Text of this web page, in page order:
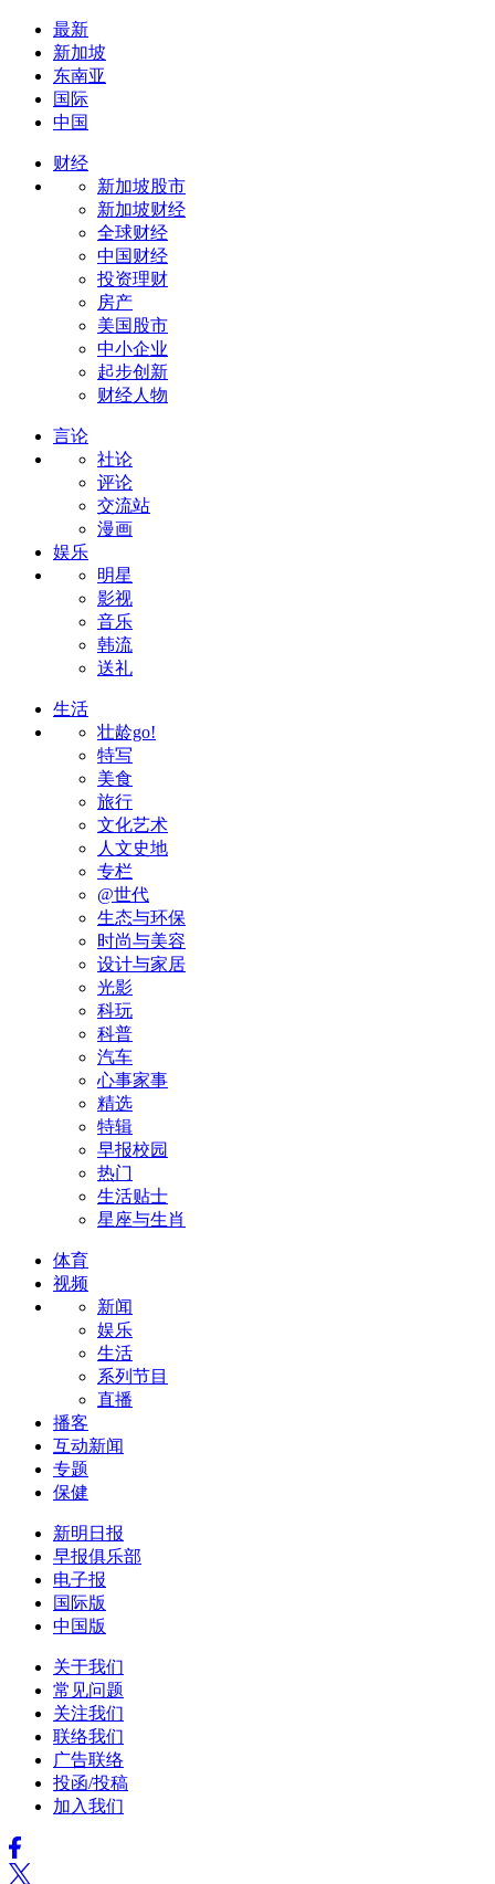
最新
新加坡
东南亚
国际
中国
财经
新加坡股市
新加坡财经
全球财经
中国财经
投资理财
房产
美国股市
中小企业
起步创新
财经人物
言论
社论
评论
交流站
漫画
娱乐
明星
影视
音乐
韩流
送礼
生活
壮龄go!
特写
美食
旅行
文化艺术
人文史地
专栏
@世代
生态与环保
时尚与美容
设计与家居
光影
科玩
科普
汽车
心事家事
精选
特辑
早报校园
热门
生活贴士
星座与生肖
体育
视频
新闻
娱乐
生活
系列节目
直播
播客
互动新闻
专题
保健
新明日报
早报俱乐部
电子报
国际版
中国版
关于我们
常见问题
关注我们
联络我们
广告联络
投函/投稿
加入我们